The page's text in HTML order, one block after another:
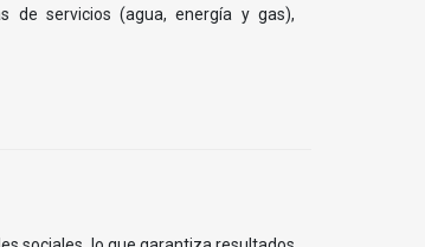
de servicios (agua, energía y gas),